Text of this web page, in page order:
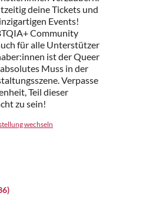
deine Tickets und
Events!
Community
für alle Unterstützer
ist der Queer
Muss in der
Verpasse
Teil dieser
zu sein!
wechseln